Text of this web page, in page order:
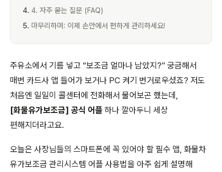
4. 자주 묻는 질문 (FAQ)
마무리하며: 이제 손안에서 편하게 관리하세요!
주유소에서 기름 넣고 “보조금 얼마나 남았지?” 궁금해서
매번 카드사 앱 들어가 보거나 PC 켜기 번거로우셨죠? 저도
처음엔 일일이 콜센터에 전화해서 물어보곤 했는데,
[화물유가보조금] 공식 어플 하나 깔아두니 세상
편해지더라고요.
오늘은 사장님들의 스마트폰에 꼭 있어야 할 필수 앱, 화물차
유가보조금 관리시스템 어플 사용법을 아주 쉽게 설명해